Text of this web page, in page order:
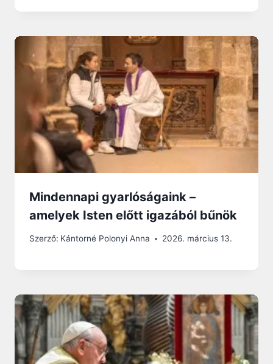
Mindennapi gyarlóságaink –
amelyek Isten előtt igazából bűnök
Szerző: Kántorné Polonyi Anna 2026. március 13.